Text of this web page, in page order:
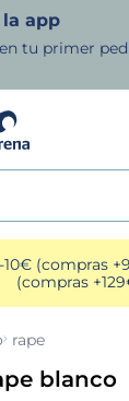
la app
en tu primer
-10€ (compras
(compras
rape
blanco